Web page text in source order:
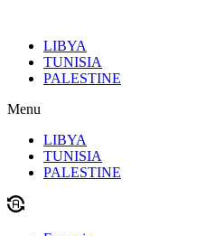
contenuLIBYA
TUNISIA
PALESTINE
Menu
LIBYA
TUNISIA
PALESTINE